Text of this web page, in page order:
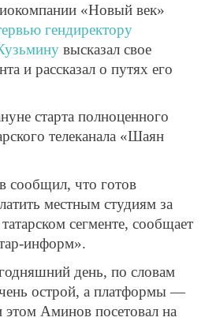
«Новый век»
гендиректору
высказал свое
и рассказал о путях его
старта полноценного
телеканала «Шаян
сообщил, что готов
местным студиям за
сегменте, сообщает
информ».
день, по словам
острой, а платформы —
Аминов посетовал на